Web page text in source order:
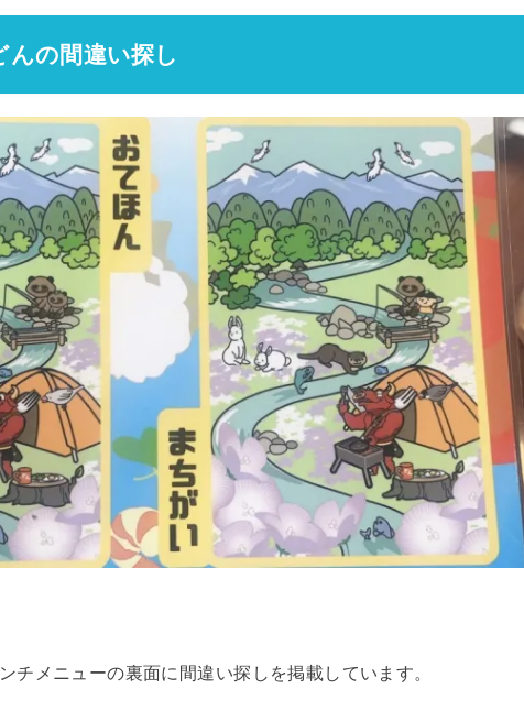
んの間違い探し
チメニューの裏面に間違い探しを掲載しています。